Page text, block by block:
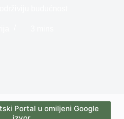
Portal u omiljeni Google